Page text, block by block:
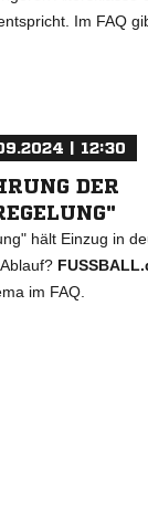
Im FAQ
| 12:30
DER
hält Einzug in
im FAQ.